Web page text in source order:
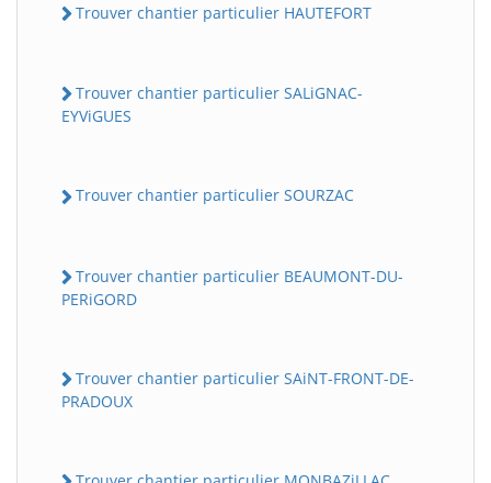
Trouver chantier particulier HAUTEFORT
Trouver chantier particulier SALiGNAC-
EYViGUES
Trouver chantier particulier SOURZAC
Trouver chantier particulier BEAUMONT-DU-
PERiGORD
Trouver chantier particulier SAiNT-FRONT-DE-
PRADOUX